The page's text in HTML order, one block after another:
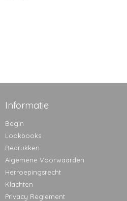
Informatie
Begin
Lookbooks
Bedrukken
Algemene Voorwaarden
Herroepingsrecht
Klachten
Privacy Reglement